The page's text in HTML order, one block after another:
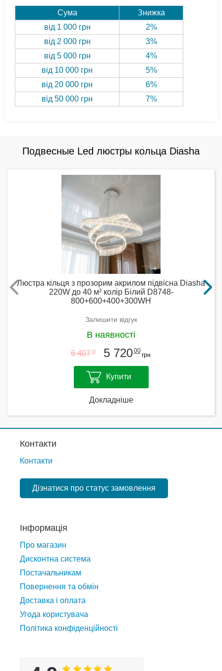
Сума
Знижка
від 1 000 грн
2%
від 2 000 грн
3%
від 5 000 грн
4%
від 10 000 грн
5%
від 20 000 грн
6%
від 50 000 грн
7%
Подвесные Led люстры кольца Diasha
Люстра кільця з прозорим акрилом підвісна Diasha
220W до 40 м² колір Білий D8748-
800+600+400+300WH
Залишити відгук
В наявності
6 407 00 5 72000
грн
Купити
Докладніше
Контакти
Контакти
Дізнатися про статус замовлення
Інформація
Про магазин
Дисконтна система
Постачальникам
Повернення та обмін
Доставка і оплата
Угода користувача
Політика конфіденційності